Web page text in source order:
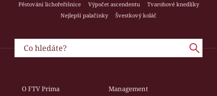
Pěstování lichořeřišnice
Výpočet ascendentu
Tvarohové knedlíky
Nejlepší palačinky
Švestkový koláč
O FTV Prima
Management